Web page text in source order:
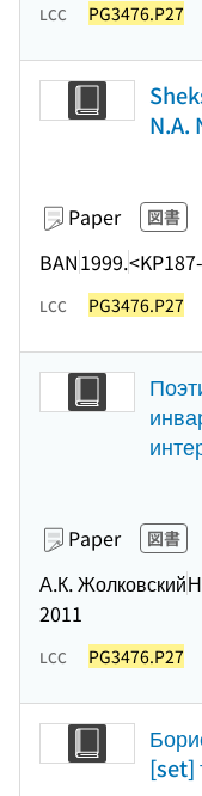
LCC PG3476.P27
N.A.
Paper 図書
BAN1999.
LCC PG3476.P27
Paper 図書
А.К. Жолковский
2011
LCC PG3476.P27
[set]